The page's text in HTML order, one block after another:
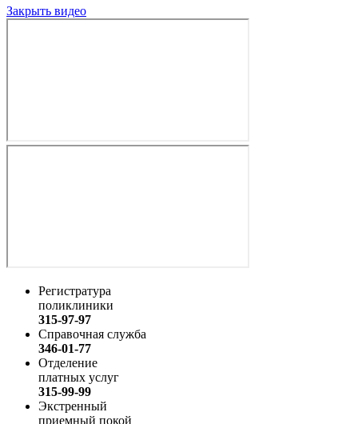
Закрыть видео
Регистратура
поликлиники
315-97-97
Справочная служба
346-01-77
Отделение
платных услуг
315-99-99
Экстренный
приемный покой